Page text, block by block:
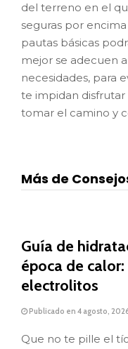
del terreno en el
seguras por
pautas básicas
mejor se adecuen
necesidades, para
te impidan disfrutar
tomar el camino y
Más de
Guía de
época de
electrolitos
Publicado en 4 agosto,
Que no te pille el